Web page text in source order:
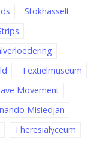
Stokhasselt
Textielmuseum
Movement
Misiedjan
Theresialyceum